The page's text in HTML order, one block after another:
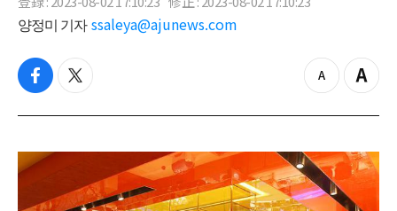
양정미 기자 ssaleya@ajunews.com
f
c
b
o
k
t
i
t
z
o
o
u
t
Z
o
i
n